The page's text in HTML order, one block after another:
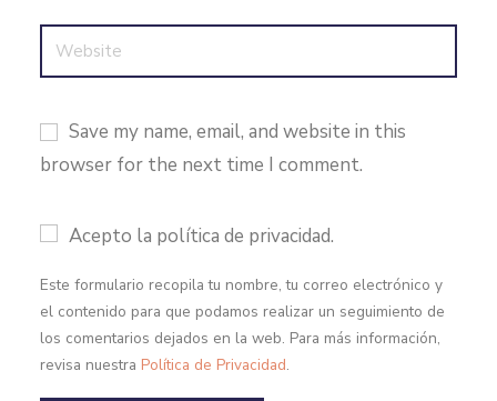
Save my name, email, and website in this
browser for the next time I comment.
Acepto la política de privacidad.
Este formulario recopila tu nombre, tu correo electrónico y
el contenido para que podamos realizar un seguimiento de
los comentarios dejados en la web. Para más información,
revisa nuestra Política de Privacidad.